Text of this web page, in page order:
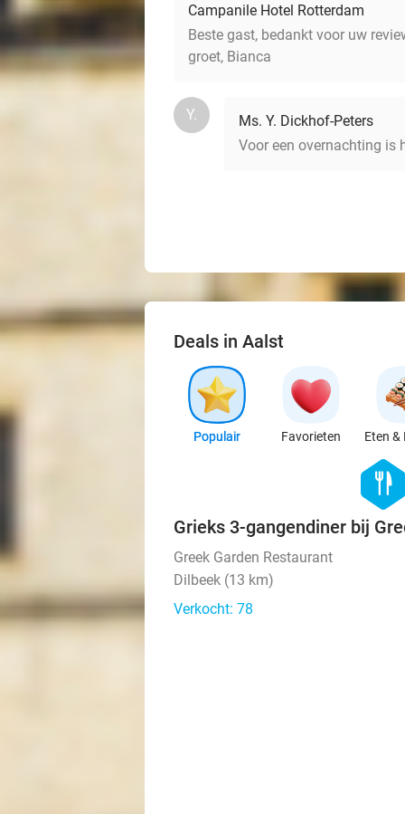
Campanile Hotel Rotterdam
Beste gast, bedankt voor uw
groet, Bianca
Y.
Ms. Y. Dickhof-Peters
Voor een overnachting is
Deals in Aalst
Populair Favorieten Eten &
hexagon
food
Grieks 3-gangendiner bij
Greek Garden Restaurant
Dilbeek (13 km)
Verkocht: 78